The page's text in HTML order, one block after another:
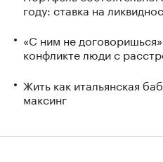
году: ставка на
«С ним не
конфликте люди с
Жить как итальянская
максинг